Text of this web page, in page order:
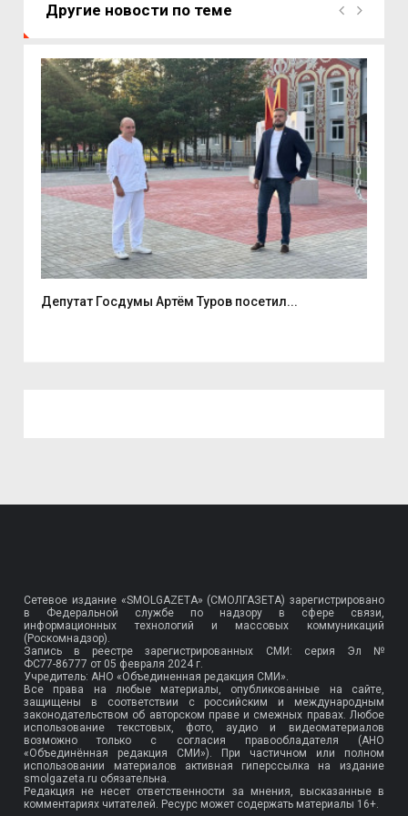
Другие новости по теме
Депутат Госдумы Артём Туров посетил...
Сетевое издание «SMOLGAZETA» (СМОЛГАЗЕТА) зарегистрировано
в Федеральной службе по надзору в сфере связи,
информационных технологий и массовых коммуникаций
(Роскомнадзор).
Запись в реестре зарегистрированных СМИ: серия Эл №
ФС77-86777 от 05 февраля 2024 г.
Учредитель: АНО «Объединенная редакция СМИ».
Все права на любые материалы, опубликованные на сайте,
защищены в соответствии с российским и международным
законодательством об авторском праве и смежных правах. Любое
использование текстовых, фото, аудио и видеоматериалов
возможно только с согласия правообладателя (АНО
«Объединённая редакция СМИ»). При частичном или полном
использовании материалов активная гиперссылка на издание
smolgazeta.ru обязательна.
Редакция не несет ответственности за мнения, высказанные в
комментариях читателей. Ресурс может содержать материалы 16+.